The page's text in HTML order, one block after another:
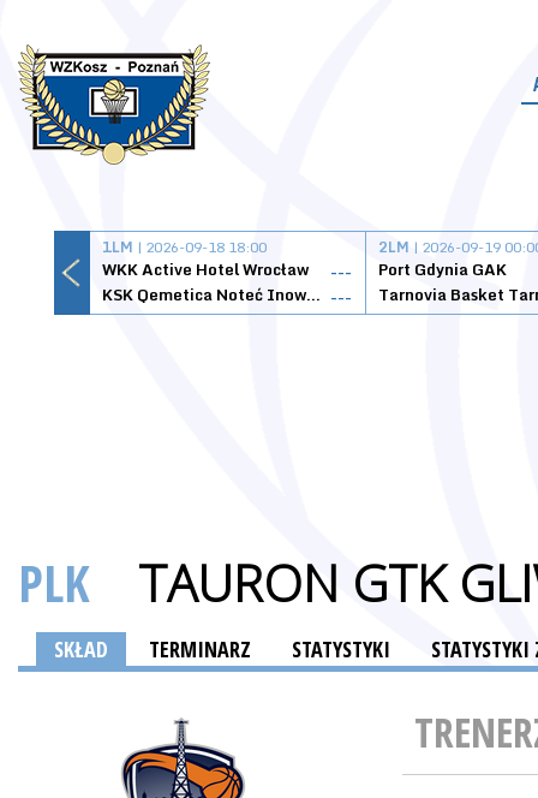
1LM | 2026-09-18 18:00
WKK Active Hotel Wrocław
---
KSK Qemetica Noteć Inowrocław ---
2LM | 2026-09-19
Port Gdynia GAK
PLK TAURON GTK
SKŁAD TERMINARZ STATYSTYKI